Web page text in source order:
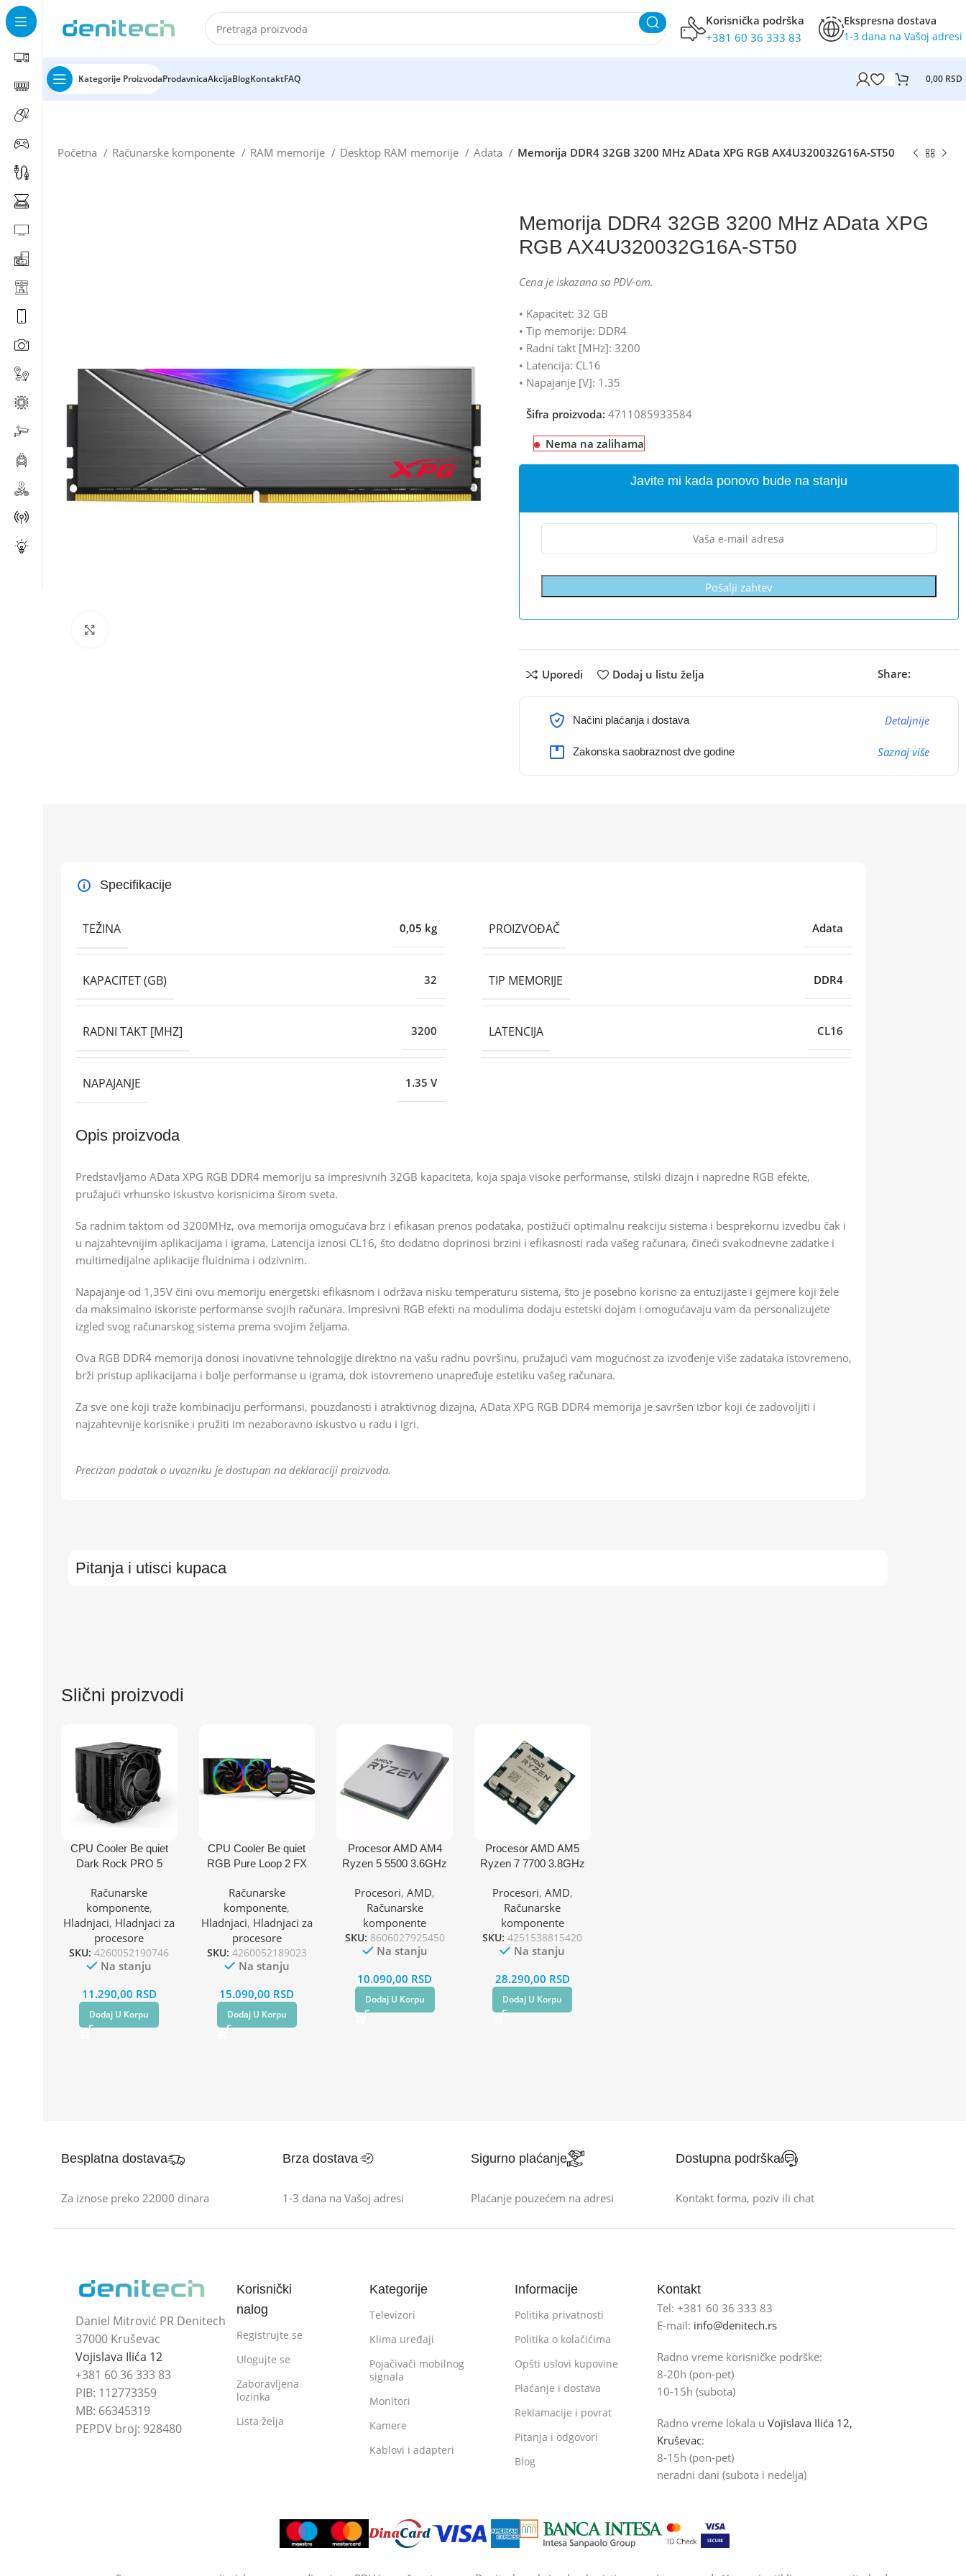
Korisnička podrška
+381 60 36 333 83
Ekspresna dostava
1-3 dana na Vašoj adresi
Kategorije ProizvodaProdavnicaAkcijaBlogKontaktFAQ 0,00 RSD
Početna Računarske komponente RAM memorije Desktop RAM memorije Adata Memorija DDR4 32GB 3200 MHz AData XPG RGB AX4U320032G16A-ST50
Memorija DDR4 32GB 3200 MHz AData XPG
RGB AX4U320032G16A-ST50
Cena je iskazana sa PDV-om.
• Kapacitet: 32 GB
• Tip memorije: DDR4
• Radni takt [MHz]: 3200
• Latencija: CL16
• Napajanje [V]: 1.35
Šifra proizvoda: 4711085933584
Nema na zalihama
Javite mi kada ponovo bude na stanju
Pošalji zahtev
Uporedi Dodaj u listu želja Share:
Načini plaćanja i dostava Detaljnije
Zakonska saobraznost dve godine Saznaj više
Specifikacije
TEŽINA 0,05 kg PROIZVOĐAČ Adata
KAPACITET (GB) 32 TIP MEMORIJE DDR4
RADNI TAKT [MHZ] 3200 LATENCIJA CL16
NAPAJANJE 1.35 V
Opis proizvoda
Predstavljamo AData XPG RGB DDR4 memoriju sa impresivnih 32GB kapaciteta, koja spaja visoke performanse, stilski dizajn i napredne RGB efekte,
pružajući vrhunsko iskustvo korisnicima širom sveta.
Sa radnim taktom od 3200MHz, ova memorija omogućava brz i efikasan prenos podataka, postižući optimalnu reakciju sistema i besprekornu izvedbu čak i
u najzahtevnijim aplikacijama i igrama. Latencija iznosi CL16, što dodatno doprinosi brzini i efikasnosti rada vašeg računara, čineći svakodnevne zadatke i
multimedijalne aplikacije fluidnima i odzivnim.
Napajanje od 1,35V čini ovu memoriju energetski efikasnom i održava nisku temperaturu sistema, što je posebno korisno za entuzijaste i gejmere koji žele
da maksimalno iskoriste performanse svojih računara. Impresivni RGB efekti na modulima dodaju estetski dojam i omogućavaju vam da personalizujete
izgled svog računarskog sistema prema svojim željama.
Ova RGB DDR4 memorija donosi inovativne tehnologije direktno na vašu radnu površinu, pružajući vam mogućnost za izvođenje više zadataka istovremeno,
brži pristup aplikacijama i bolje performanse u igrama, dok istovremeno unapređuje estetiku vašeg računara.
Za sve one koji traže kombinaciju performansi, pouzdanosti i atraktivnog dizajna, AData XPG RGB DDR4 memorija je savršen izbor koji će zadovoljiti i
najzahtevnije korisnike i pružiti im nezaboravno iskustvo u radu i igri.
Precizan podatak o uvozniku je dostupan na deklaraciji proizvoda.
Pitanja i utisci kupaca
Slični proizvodi
CPU Cooler Be quiet
Dark Rock PRO 5
(AM4,AM5,1151,1150,11
55,1200,1700)/TDP-
270W
Računarske
komponente,
Hladnjaci, Hladnjaci za
procesore
SKU:4260052190746
Na stanju
11.290,00 RSD
Dodaj U Korpu
CPU Cooler Be quiet
RGB Pure Loop 2 FX
(AM4,AM5,1700,1200,2
066,1150,1151,1155,201
1)
Računarske
komponente,
Hladnjaci, Hladnjaci za
procesore
SKU: 4260052189023
Na stanju
15.090,00 RSD
Dodaj U Korpu
Procesor AMD AM4
Ryzen 5 5500 3.6GHz
Procesori,AMD,
Računarske
komponente
SKU: 8606027925450
Na stanju
10.090,00 RSD
Dodaj U Korpu
Procesor AMD AM5
Ryzen 7 7700 3.8GHz
Procesori, AMD,
Računarske
komponente
SKU:4251538815420
Na stanju
28.290,00 RSD
Dodaj U Korpu
Besplatna dostava
Za iznose preko 22000 dinara
Brza dostava
1-3 dana na Vašoj adresi
Sigurno plaćanje
Plaćanje pouzećem na adresi
Dostupna podrška
Kontakt forma, poziv ili chat
Daniel Mitrović PR Denitech
37000 Kruševac
Vojislava Ilića 12
+381 60 36 333 83
PIB: 112773359
MB: 66345319
PEPDV broj: 928480
Korisnički
nalog
Registrujte se
Ulogujte se
Zaboravljena
lozinka
Lista želja
Kategorije
Televizori
Klima uređaji
Pojačivači mobilnog
signala
Monitori
Kamere
Kablovi i adapteri
Informacije
Politika privatnosti
Politika o kolačićima
Opšti uslovi kupovine
Plaćanje i dostava
Reklamacije i povrat
Pitanja i odgovori
Blog
Kontakt
Tel: +381 60 36 333 83
E-mail: info@denitech.rs
Radno vreme korisničke podrške:
8-20h (pon-pet)
10-15h (subota)
Radno vreme lokala u Vojislava Ilića 12,
Kruševac:
8-15h (pon-pet)
neradni dani (subota i nedelja)